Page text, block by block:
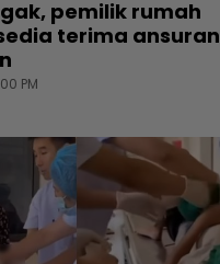
pemilik rumah
terima ansuran
PM